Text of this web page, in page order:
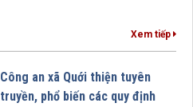
Xem tiếp
Công an xã Quới thiện tuyên
truyền, phổ biến các quy định